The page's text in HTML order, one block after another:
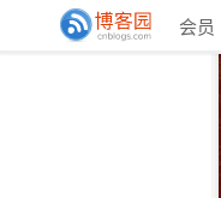
会员